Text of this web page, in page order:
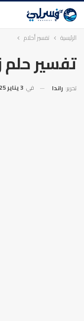
الرئيسية تفسير أحلام
تفسير
تحرير: راندا في 3 يناير 2025